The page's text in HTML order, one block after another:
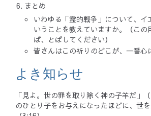
まとめ
いわゆる「霊的戦争」について、イ
いうことを教えていますか。（この
ば、とばしてください）
皆さんはこの祈りのどこが、一番心
よき知らせ
「見よ。世の罪を取り除く神の子羊だ」
のひとり子をお与えになったほどに、世を